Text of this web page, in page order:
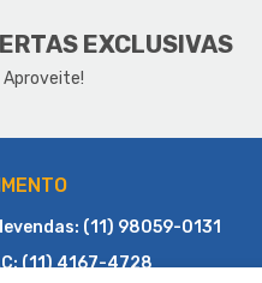
SOBRE A LUCAS
EXCLUSIVAS
Aproveite!
(11) 98059-0131
(11) 4167-4728